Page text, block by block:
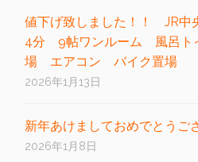
値下げ致しました！！ JR中
4分 9帖ワンルーム 風呂ト
場 エアコン バイク置場
2026年1月13日
新年あけましておめでとうご
2026年1月8日